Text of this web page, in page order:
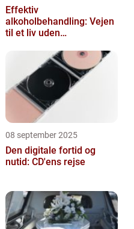
Effektiv
alkoholbehandling: Vejen
til et liv uden
08 september 2025
Den digitale fortid og
nutid: CD'ens rejse